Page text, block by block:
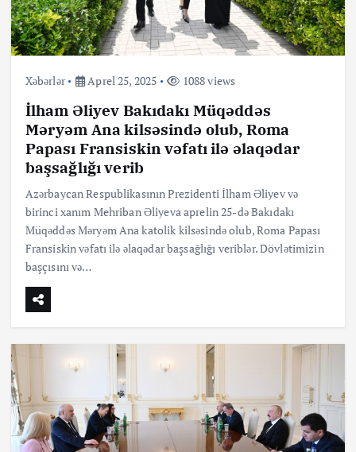
Xəbərlər Aprel 25, 2025 1088 views
İlham Əliyev Bakıdakı Müqəddəs
Məryəm Ana kilsəsində olub, Roma
Papası Fransiskin vəfatı ilə əlaqədar
başsağlığı verib
Azərbaycan Respublikasının Prezidenti İlham Əliyev və
birinci xanım Mehriban Əliyeva aprelin 25-də Bakıdakı
Müqəddəs Məryəm Ana katolik kilsəsində olub, Roma Papası
Fransiskin vəfatı ilə əlaqədar başsağlığı veriblər. Dövlətimizin
başçısını və…